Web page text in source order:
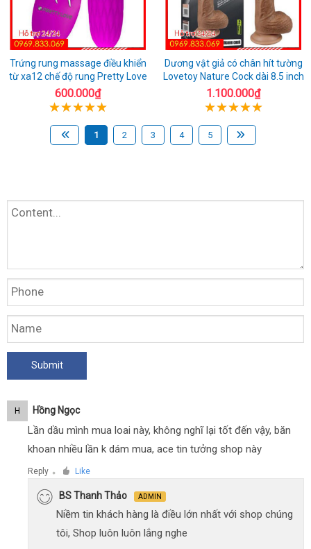
Trứng rung massage điều khiển
từ xa12 chế độ rung Pretty Love
600.000₫
Dương vật giả có chân hít tường
Lovetoy Nature Cock dài 8.5 inch
1.100.000₫
1 2 3 4 5
H Hồng Ngọc
Lần dầu mình mua loai này, không nghĩ lại tốt đến vậy, băn
khoan nhiều lần k dám mua, ace tin tưởng shop này
Reply ● Like
BS Thanh Thảo ADMIN
Niềm tin khách hàng là điều lớn nhất với shop chúng
tôi, Shop luôn luôn lắng nghe